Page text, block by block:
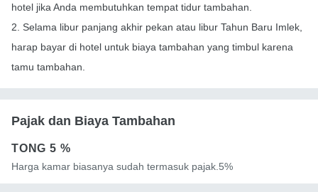
hotel jika Anda membutuhkan tempat tidur tambahan.
2. Selama libur panjang akhir pekan atau libur Tahun Baru Imlek,
harap bayar di hotel untuk biaya tambahan yang timbul karena
tamu tambahan.
Pajak dan Biaya Tambahan
TONG 5 %
Harga kamar biasanya sudah termasuk pajak.5%